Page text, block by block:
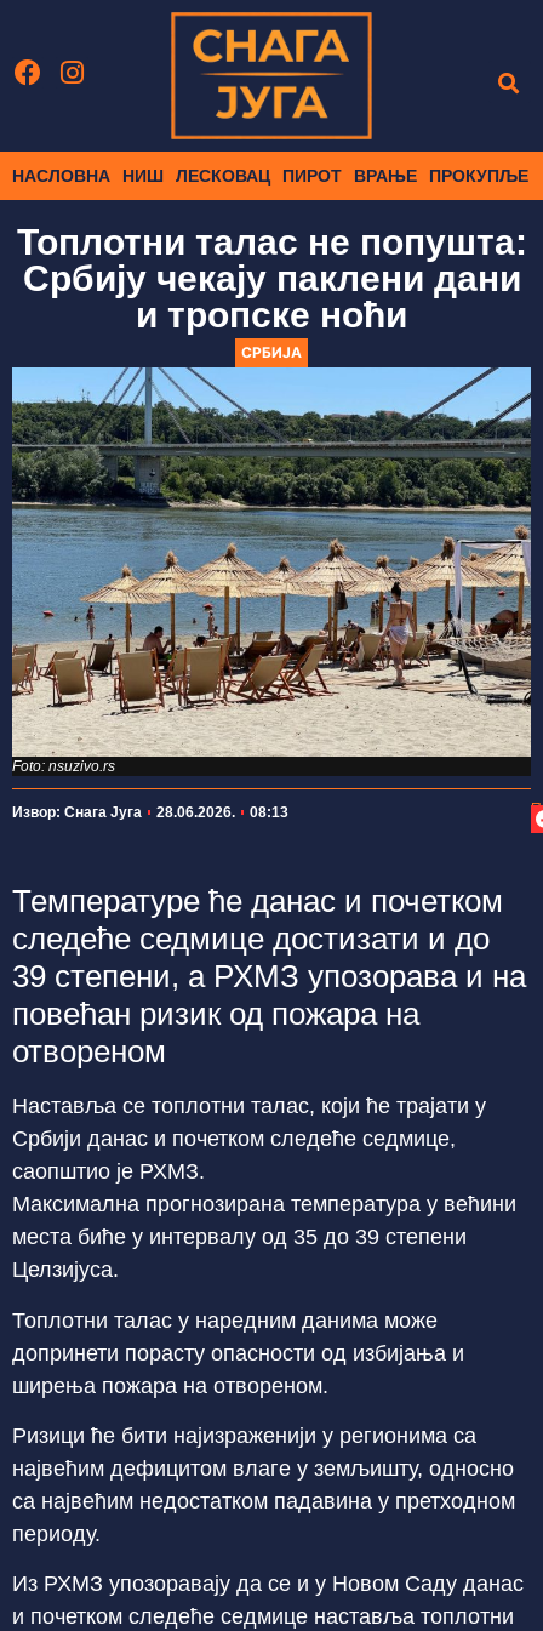
НАСЛОВНА НИШ ЛЕСКОВАЦ ПИРОТ ВРАЊЕ ПРОКУПЉЕ
Топлотни талас не попушта:
Србију чекају паклени дани
и тропске ноћи
СРБИЈА
Foto: nsuzivo.rs
Извор: Снага Југа 28.06.2026. 08:13
Температуре ће данас и почетком
следеће седмице достизати и до
39 степени, а РХМЗ упозорава и на
повећан ризик од пожара на
отвореном
Наставља се топлотни талас, који ће трајати у
Србији данас и почетком следеће седмице,
саопштио је РХМЗ.
Максимална прогнозирана температура у већини
места биће у интервалу од 35 до 39 степени
Целзијуса.
Топлотни талас у наредним данима може
допринети порасту опасности од избијања и
ширења пожара на отвореном.
Ризици ће бити најизраженији у регионима са
највећим дефицитом влаге у земљишту, односно
са највећим недостатком падавина у претходном
периоду.
Из РХМЗ упозоравају да се и у Новом Саду данас
и почетком следеће седмице наставља топлотни